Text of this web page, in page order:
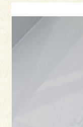
お客様の声